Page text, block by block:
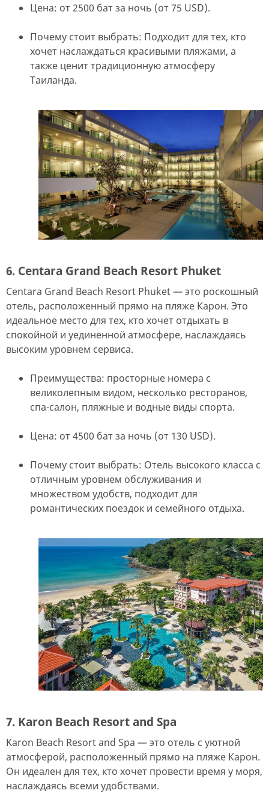
Цена: от 2500 бат за ночь (от 75 USD).
Почему стоит выбрать: Подходит для тех, кто
хочет наслаждаться красивыми пляжами, а
также ценит традиционную атмосферу
Таиланда.
6. Centara Grand Beach Resort Phuket
Centara Grand Beach Resort Phuket — это роскошный
отель, расположенный прямо на пляже Карон. Это
идеальное место для тех, кто хочет отдыхать в
спокойной и уединенной атмосфере, наслаждаясь
высоким уровнем сервиса.
Преимущества: просторные номера с
великолепным видом, несколько ресторанов,
спа-салон, пляжные и водные виды спорта.
Цена: от 4500 бат за ночь (от 130 USD).
Почему стоит выбрать: Отель высокого класса с
отличным уровнем обслуживания и
множеством удобств, подходит для
романтических поездок и семейного отдыха.
7. Karon Beach Resort and Spa
Karon Beach Resort and Spa — это отель с уютной
атмосферой, расположенный прямо на пляже Карон.
Он идеален для тех, кто хочет провести время у моря,
наслаждаясь всеми удобствами.